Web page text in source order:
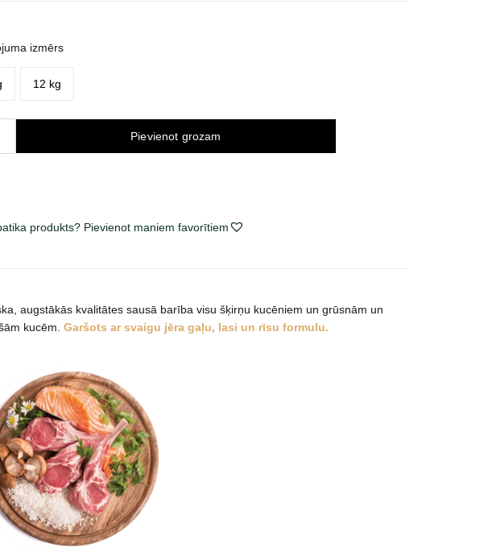
izmērs
12 kg
Pievienot grozam
produkts? Pievienot maniem favorītiem
augstākās kvalitātes sausā barība visu šķirņu kucēniem un grūsnām un
kucēm. Garšots ar svaigu jēra gaļu, lasi un rīsu formulu.